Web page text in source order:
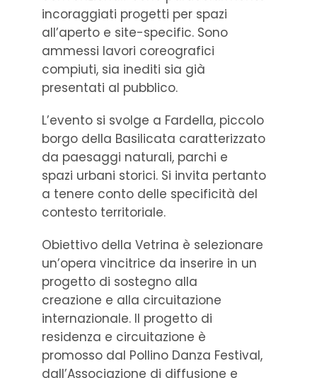
incoraggiati progetti per spazi
all’aperto e site-specific. Sono
ammessi lavori coreografici
compiuti, sia inediti sia già
presentati al pubblico.
L’evento si svolge a Fardella, piccolo
borgo della Basilicata caratterizzato
da paesaggi naturali, parchi e
spazi urbani storici. Si invita pertanto
a tenere conto delle specificità del
contesto territoriale.
Obiettivo della Vetrina è selezionare
un’opera vincitrice da inserire in un
progetto di sostegno alla
creazione e alla circuitazione
internazionale. Il progetto di
residenza e circuitazione è
promosso dal Pollino Danza Festival,
dall’Associazione di diffusione e